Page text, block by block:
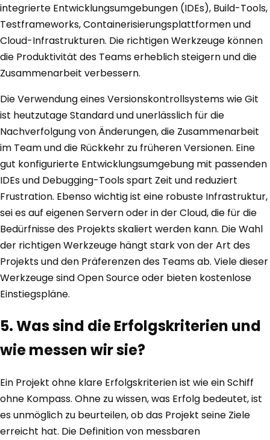
integrierte Entwicklungsumgebungen (IDEs), Build-Tools,
Testframeworks, Containerisierungsplattformen und
Cloud-Infrastrukturen. Die richtigen Werkzeuge können
die Produktivität des Teams erheblich steigern und die
Zusammenarbeit verbessern.
Die Verwendung eines Versionskontrollsystems wie Git
ist heutzutage Standard und unerlässlich für die
Nachverfolgung von Änderungen, die Zusammenarbeit
im Team und die Rückkehr zu früheren Versionen. Eine
gut konfigurierte Entwicklungsumgebung mit passenden
IDEs und Debugging-Tools spart Zeit und reduziert
Frustration. Ebenso wichtig ist eine robuste Infrastruktur,
sei es auf eigenen Servern oder in der Cloud, die für die
Bedürfnisse des Projekts skaliert werden kann. Die Wahl
der richtigen Werkzeuge hängt stark von der Art des
Projekts und den Präferenzen des Teams ab. Viele dieser
Werkzeuge sind Open Source oder bieten kostenlose
Einstiegspläne.
5. Was sind die Erfolgskriterien und
wie messen wir sie?
Ein Projekt ohne klare Erfolgskriterien ist wie ein Schiff
ohne Kompass. Ohne zu wissen, was Erfolg bedeutet, ist
es unmöglich zu beurteilen, ob das Projekt seine Ziele
erreicht hat. Die Definition von messbaren